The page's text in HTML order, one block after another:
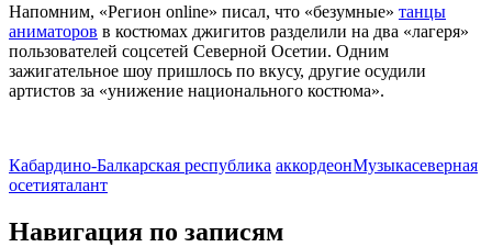
Напомним, «Регион online» писал, что «безумные» танцы
аниматоров в костюмах джигитов разделили на два «лагеря»
пользователей соцсетей Северной Осетии. Одним
зажигательное шоу пришлось по вкусу, другие осудили
артистов за «унижение национального костюма».
Кабардино-Балкарская республика аккордеонМузыкасеверная
осетияталант
Навигация по записям